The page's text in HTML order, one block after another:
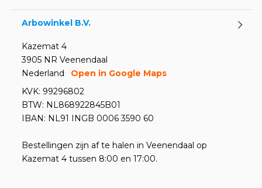
Arbowinkel B.V.
Kazemat 4
3905 NR Veenendaal
Nederland
Open in Google Maps
KVK: 99296802
BTW: NL868922845B01
IBAN: NL91 INGB 0006 3590 60
Bestellingen zijn af te halen in Veenendaal op
Kazemat 4 tussen 8:00 en 17:00.